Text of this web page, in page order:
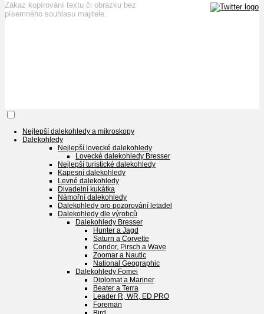
Zákaz kopírování textu či obrázku bez
písemného souhlasu majitele.
Nejlepší dalekohledy a mikroskopy
Dalekohledy
Nejlepší lovecké dalekohledy
Lovecké dalekohledy Bresser
Nejlepší turistické dalekohledy
Kapesní dalekohledy
Levné dalekohledy
Divadelní kukátka
Námořní dalekohledy
Dalekohledy pro pozorování letadel
Dalekohledy dle výrobců
Dalekohledy Bresser
Hunter a Jagd
Saturn a Corvette
Condor, Pirsch a Wave
Zoomar a Nautic
National Geographic
Dalekohledy Fomei
Diplomat a Mariner
Beater a Terra
Leader R, WR, ED PRO
Foreman